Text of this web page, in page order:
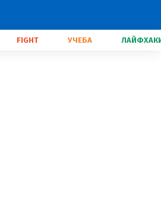
FIGHT УЧЕБА